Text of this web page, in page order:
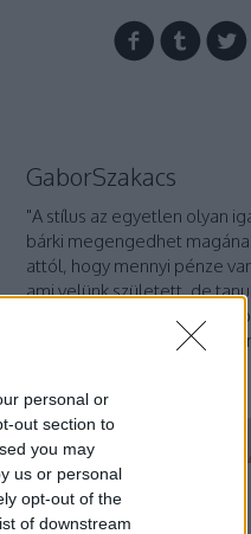
personal or
out section to
you may
us or personal
opt-out of the
of downstream
GaborSzakacs
"A stílus az egyetlen olyan
bárki megengedhet
attól, hogy mennyi pénze
ami velünk született, de
ha megvan hozzá az
intelligencia." - Giorgio
Top 5